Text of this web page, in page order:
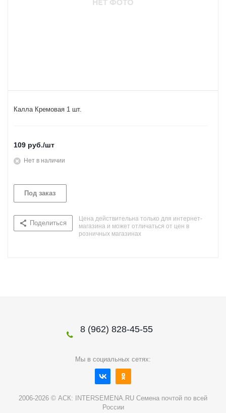
Калла Кремовая 1 шт.
109 руб./шт
Нет в наличии
Под заказ
Поделиться
Цена действительна только для интернет-
магазина и может отличаться от цен в
розничных магазинах
8 (962) 828-45-55
Мы в социальных сетях:
2006-2026 © АСК: INTERSEMENA.RU Семена почтой по всей
России